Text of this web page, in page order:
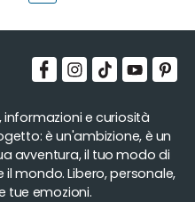
informazioni e curiosità
è un'ambizione, è un
avventura, il tuo modo di
mondo. Libero, personale,
tue emozioni.